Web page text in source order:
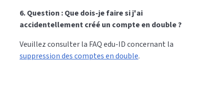
6. Question : Que dois-je faire si j'ai
accidentellement créé un compte en double ?
Veuillez consulter la FAQ edu-ID concernant la
suppression des comptes en double.